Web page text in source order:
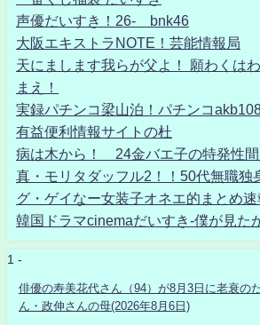
声優だいすき！26- bnk46
大阪エキストラNOTE！芸能情報局
天にまします我らが父よ！ 願わくは
まえ！
実録パチンコ梁山泊！パチンコ
有益便利情報サイトの杜
病は木から！ 24金バエ子の特発性間
真・モリタダッフル2！！50代無職独
グ・ゲイなー女装子オネエ的まとめ速
韓国ドラマcinemaだいすき-僕が見た
1 -
俳優の寿美花代さん（94）が8月3日に老衰の
ん・政伸さんの母(2026年8月6日)